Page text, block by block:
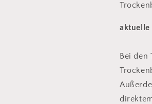
aktuelle
Bei den